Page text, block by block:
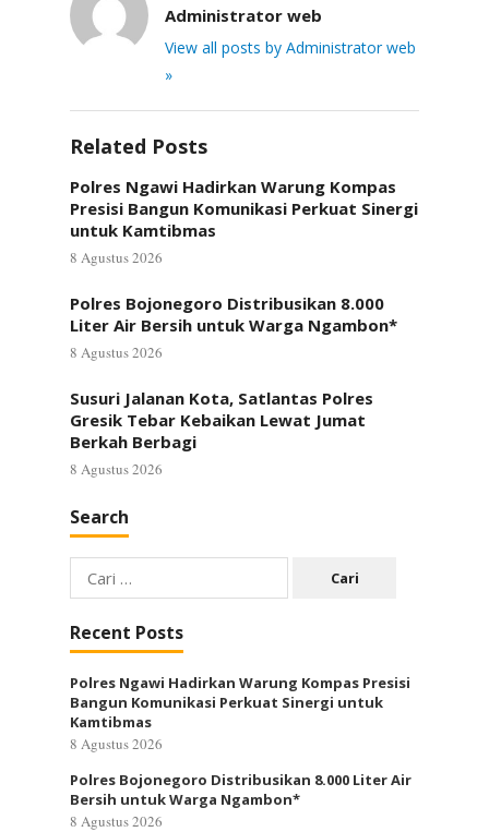
Administrator web
View all posts by Administrator web
»
Related Posts
Polres Ngawi Hadirkan Warung Kompas
Presisi Bangun Komunikasi Perkuat Sinergi
untuk Kamtibmas
8 Agustus 2026
Polres Bojonegoro Distribusikan 8.000
Liter Air Bersih untuk Warga Ngambon*
8 Agustus 2026
Susuri Jalanan Kota, Satlantas Polres
Gresik Tebar Kebaikan Lewat Jumat
Berkah Berbagi
8 Agustus 2026
Search
Cari
untuk:
Recent Posts
Polres Ngawi Hadirkan Warung Kompas Presisi
Bangun Komunikasi Perkuat Sinergi untuk
Kamtibmas
8 Agustus 2026
Polres Bojonegoro Distribusikan 8.000 Liter Air
Bersih untuk Warga Ngambon*
8 Agustus 2026